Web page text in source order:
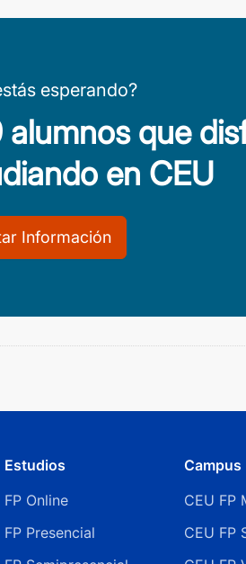
esperando?
alumnos que
en CEU
Información
Estudios
FP Online
FP Presencial
Campus
CEU FP
CEU FP